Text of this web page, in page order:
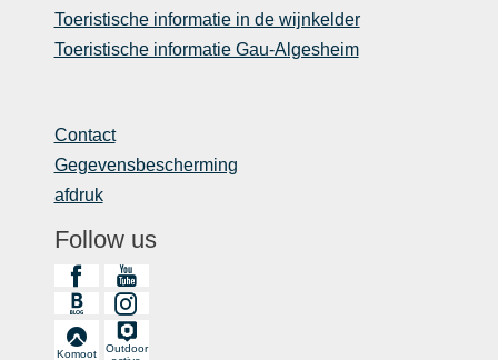
Toeristische informatie in de wijnkelder
Toeristische informatie Gau-Algesheim
Contact
Gegevensbescherming
afdruk
Follow us
Komoot
Outdoor